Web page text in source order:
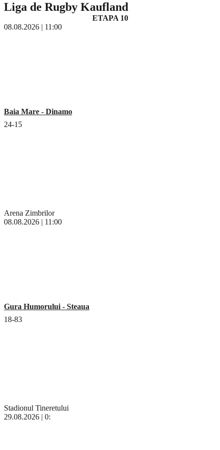
Liga de Rugby Kaufland
ETAPA 10
08.08.2026 | 11:00
Baia Mare - Dinamo
24-15
Arena Zimbrilor
08.08.2026 | 11:00
Gura Humorului - Steaua
18-83
Stadionul Tineretului
29.08.2026 | 0: